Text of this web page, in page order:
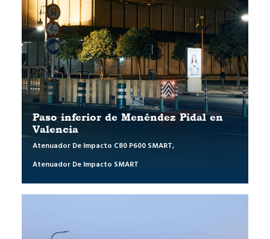
Paso inferior de Menéndez Pidal en
Valencia
Atenuador De Impacto C80 P600 SMART,
Atenuador De Impacto SMART